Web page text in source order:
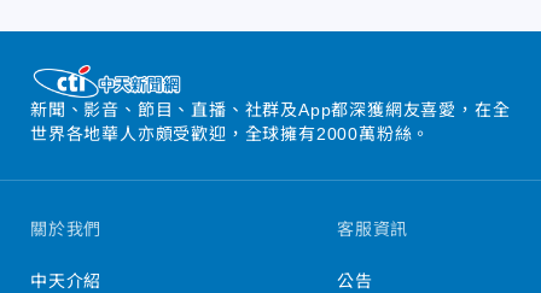
新聞、影音、節目、直播、社群及App都深獲網友喜愛，在全
世界各地華人亦頗受歡迎，全球擁有2000萬粉絲。
關於我們
中天介紹
客服資訊
公告